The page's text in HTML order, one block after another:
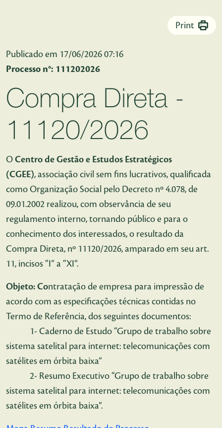
Print
Publicado em 17/06/2026 07:16
Processo n°: 111202026
Compra Direta -
11120/2026
O Centro de Gestão e Estudos Estratégicos
(CGEE), associação civil sem fins lucrativos, qualificada
como Organização Social pelo Decreto nº 4.078, de
09.01.2002 realizou, com observância de seu
regulamento interno, tornando público e para o
conhecimento dos interessados, o resultado da
Compra Direta, nº 11120/2026, amparado em seu art.
11, incisos “I” a “XI”.
Objeto: Contratação de empresa para impressão de
acordo com as especificações técnicas contidas no
Termo de Referência, dos seguintes documentos:
1- Caderno de Estudo “Grupo de trabalho sobre
sistema satelital para internet: telecomunicações com
satélites em órbita baixa”
2- Resumo Executivo “Grupo de trabalho sobre
sistema satelital para internet: telecomunicações com
satélites em órbita baixa”.